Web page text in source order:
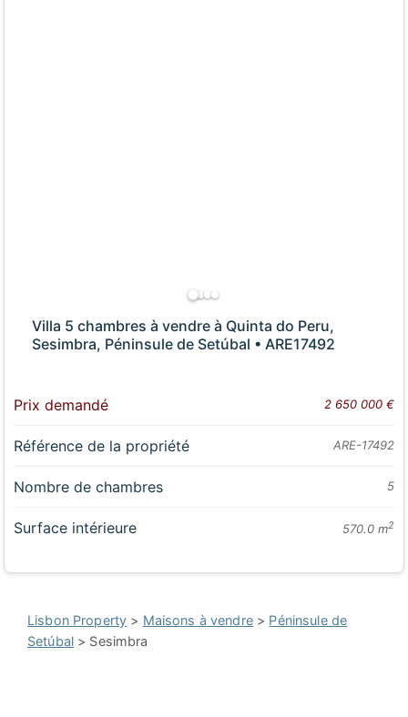
Villa 5 chambres à vendre à Quinta do Peru,
Sesimbra, Péninsule de Setúbal • ARE17492
Prix demandé 2 650 000 €
Référence de la propriété ARE-17492
Nombre de chambres 5
Surface intérieure 570.0 m2
Lisbon Property > Maisons à vendre> Péninsule de
Setúbal > Sesimbra